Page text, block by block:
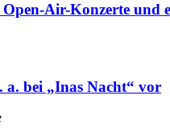
Air-Konzerte und
a. bei „Inas Nacht“ vor